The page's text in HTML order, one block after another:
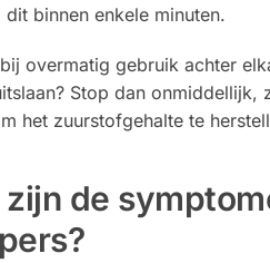
dit binnen enkele minuten.
overmatig gebruik achter
Stop dan
het zuurstofgehalte te
zijn de